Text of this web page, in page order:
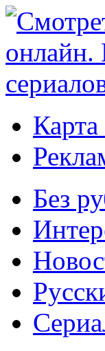
Карта
Без